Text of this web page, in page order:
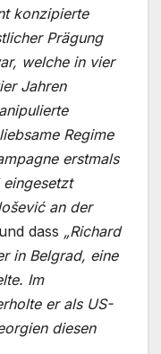
konzipierte
Prägung
welche in vier
Jahren
Regime
erstmals
an der
und dass „Richard
in Belgrad, eine
Im
er als US-
diesen